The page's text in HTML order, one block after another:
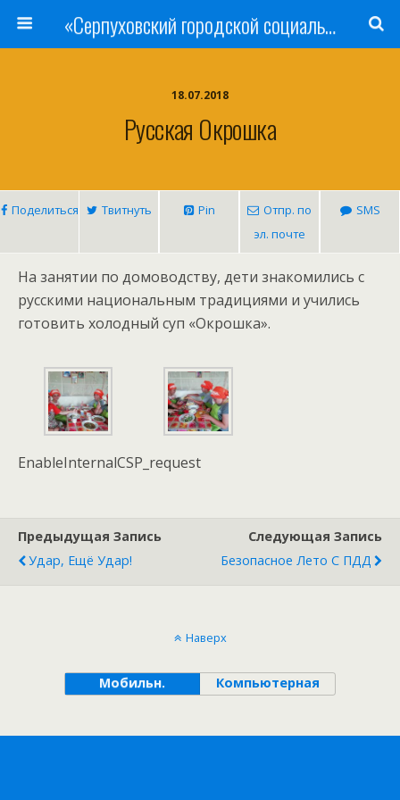
«Серпуховский городской социально-реабилитационный Центр для несовершеннолетних»
18.07.2018
Русская Окрошка
Поделиться Твитнуть Pin
Отпр. по
эл. почте
SMS
На занятии по домоводству, дети знакомились с
русскими национальным традициями и учились
готовить холодный суп «Окрошка».
EnableInternalCSP_request
Предыдущая Запись
Удар, Ещё Удар!
Следующая Запись
Безопасное Лето С ПДД
Наверх
Мобильн. Компьютерная